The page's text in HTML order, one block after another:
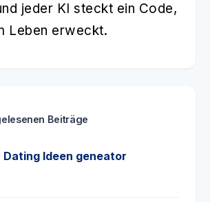
jeder KI steckt ein Code,
Leben erweckt.
Beiträge
Dating Ideen geneator